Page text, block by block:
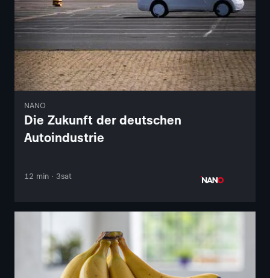
NANO
Die Zukunft der deutschen
Autoindustrie
12 min · 3sat